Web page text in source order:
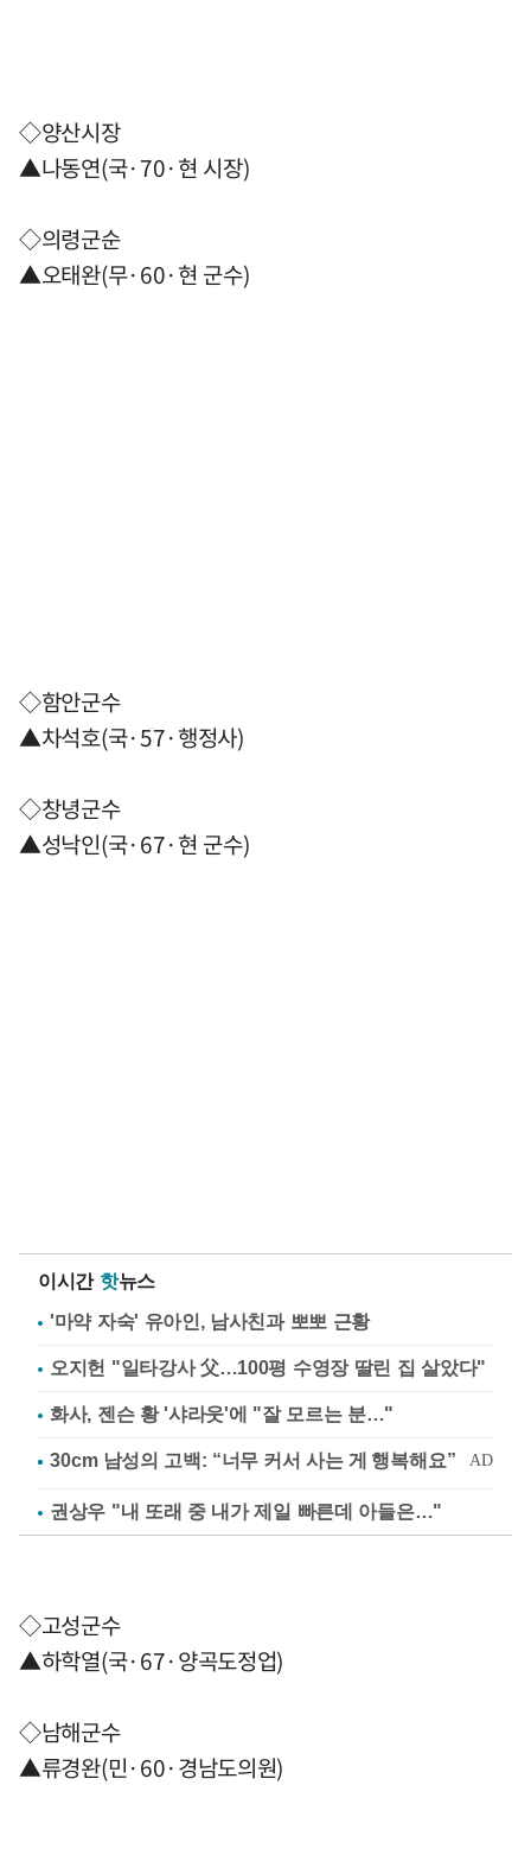
◇양산시장
▲나동연(국·70·현 시장)
◇의령군순
▲오태완(무·60·현 군수)
◇함안군수
▲차석호(국·57·행정사)
◇창녕군수
▲성낙인(국·67·현 군수)
이시간 핫뉴스
'마약 자숙' 유아인, 남사친과 뽀뽀 근황
오지헌 "일타강사 父…100평 수영장 딸린 집 살았다"
화사, 젠슨 황 '샤라웃'에 "잘 모르는 분…"
권상우 "내 또래 중 내가 제일 빠른데 아들은…"
◇고성군수
▲하학열(국·67·양곡도정업)
◇남해군수
▲류경완(민·60·경남도의원)